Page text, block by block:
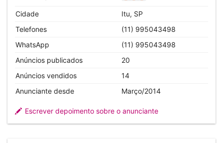
Cidade
Itu, SP
Telefones
(11) 995043498
WhatsApp
(11) 995043498
Anúncios publicados
20
Anúncios vendidos
14
Anunciante desde
Março/2014
Escrever depoimento sobre o anunciante